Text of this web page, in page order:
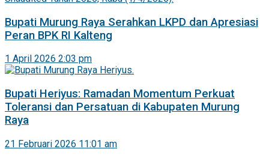
Bupati Murung Raya Serahkan LKPD dan Apresiasi
Peran BPK RI Kalteng
1 April 2026 2:03 pm
Bupati Heriyus: Ramadan Momentum Perkuat
Toleransi dan Persatuan di Kabupaten Murung
Raya
21 Februari 2026 11:01 am